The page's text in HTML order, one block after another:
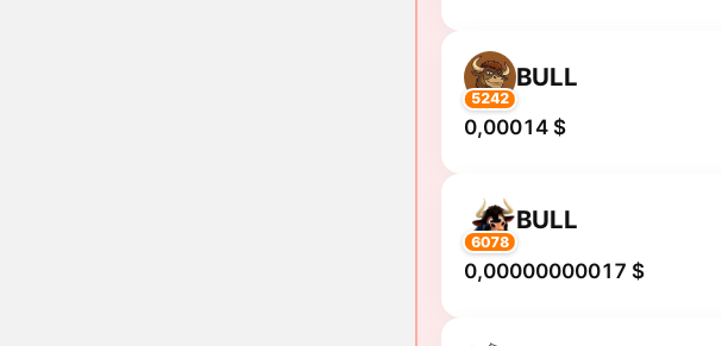
5242
BULL
0,00014 $
6078
BULL
0,00000000017 $